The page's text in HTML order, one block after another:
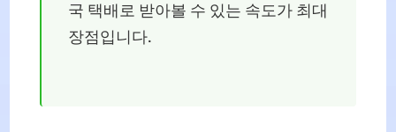
국 택배로 받아볼 수 있는 속도가 최대
장점입니다.